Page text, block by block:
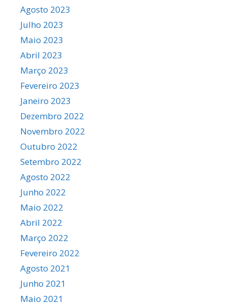
Agosto 2023
Julho 2023
Maio 2023
Abril 2023
Março 2023
Fevereiro 2023
Janeiro 2023
Dezembro 2022
Novembro 2022
Outubro 2022
Setembro 2022
Agosto 2022
Junho 2022
Maio 2022
Abril 2022
Março 2022
Fevereiro 2022
Agosto 2021
Junho 2021
Maio 2021